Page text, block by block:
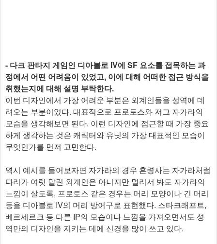
- 다크 판타지 게임인 디아블로 IV에 SF 요소를 접목하는 과
정에서 어떤 어려움이 있었고, 이에 대해 어떠한 접근 방식을
취했는지에 대해 설명 부탁한다.
이번 디자인에서 가장 어려운 부분은 외계인들을 성역에 데
려오는 부분이었다. 대표적으로 프로토스와 저그 자가라의
모습을 생각해보면 된다. 이런 디자인에 접근할 때 가장 중요
하게 생각하는 것은 캐릭터와 유닛의 가장 대표적인 모습이
무엇인가를 먼저 고민한다.
역시 예시를 들어보자면 자가라의 경우 혼령사는 자가라처럼
다리가 여럿 달린 외계인은 아니지만 멀리서 봐도 자가라의
느낌이 살도록, 프로토스 같은 경우는 머리 모양이나 긴 머리
등을 디아블로 IV의 머리 방어구로 표현했다. 스타크래프트,
베르세르크 등 다른 IP의 모습이나 느낌을 가져오면서도 성
역만의 디자인을 지키는 데에 신경을 많이 쓰고 있다.